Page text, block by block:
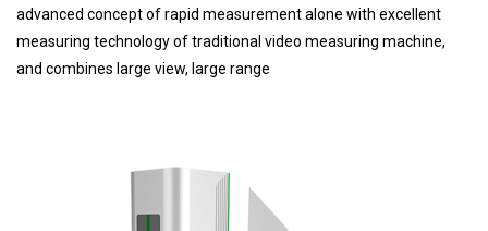
advanced concept of rapid measurement alone with excellent
measuring technology of traditional video measuring machine,
and combines large view, large range